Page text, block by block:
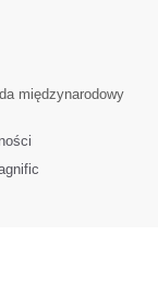
międzynarodowy